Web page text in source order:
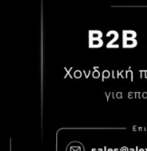
Κατάστημα Χαλάνδρι:
210 283
6983123181